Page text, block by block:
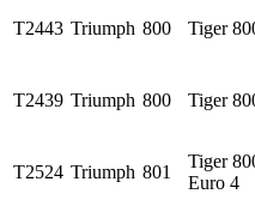
T2443 Triumph 800 Tiger
T2439 Triumph 800 Tiger
T2524 Triumph 801
Tiger
Euro 4